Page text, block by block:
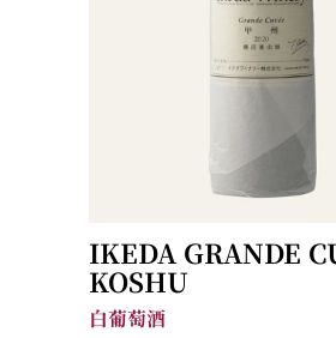
IKEDA GRANDE
KOSHU
白葡萄酒